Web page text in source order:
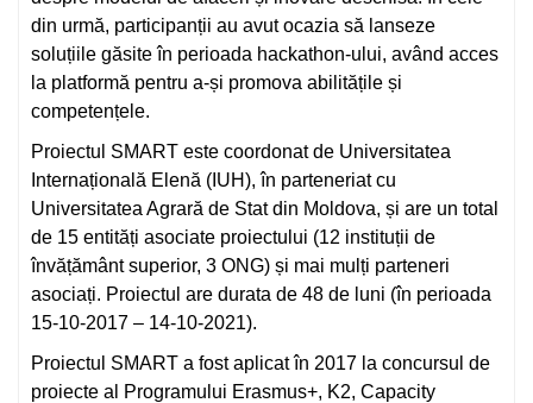
din urmă, participanții au avut ocazia să lanseze
soluțiile găsite în perioada hackathon-ului, având acces
la platformă pentru a-și promova abilitățile și
competențele.
Proiectul SMART este coordonat de Universitatea
Internațională Elenă (IUH), în parteneriat cu
Universitatea Agrară de Stat din Moldova, și are un total
de 15 entități asociate proiectului (12 instituții de
învățământ superior, 3 ONG) și mai mulți parteneri
asociați. Proiectul are durata de 48 de luni (în perioada
15-10-2017 – 14-10-2021).
Proiectul SMART a fost aplicat în 2017 la concursul de
proiecte al Programului Erasmus+, K2, Capacity